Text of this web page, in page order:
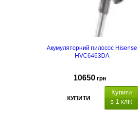
Акумуляторний пилосос Hisense
HVC6463DA
10650 грн
КУПИТИ
Купити
в 1 клік